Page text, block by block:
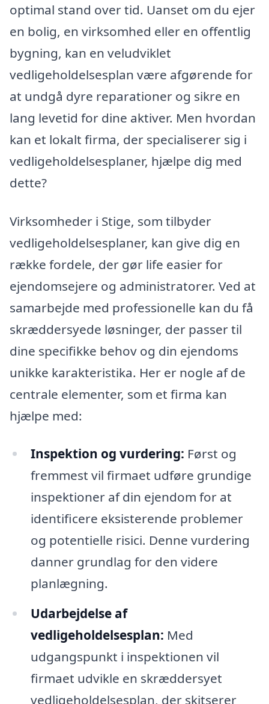
optimal stand over tid. Uanset om du ejer
en bolig, en virksomhed eller en offentlig
bygning, kan en veludviklet
vedligeholdelsesplan være afgørende for
at undgå dyre reparationer og sikre en
lang levetid for dine aktiver. Men hvordan
kan et lokalt firma, der specialiserer sig i
vedligeholdelsesplaner, hjælpe dig med
dette?
Virksomheder i Stige, som tilbyder
vedligeholdelsesplaner, kan give dig en
række fordele, der gør life easier for
ejendomsejere og administratorer. Ved at
samarbejde med professionelle kan du få
skræddersyede løsninger, der passer til
dine specifikke behov og din ejendoms
unikke karakteristika. Her er nogle af de
centrale elementer, som et firma kan
hjælpe med:
Inspektion og vurdering: Først og
fremmest vil firmaet udføre grundige
inspektioner af din ejendom for at
identificere eksisterende problemer
og potentielle risici. Denne vurdering
danner grundlag for den videre
planlægning.
Udarbejdelse af
vedligeholdelsesplan: Med
udgangspunkt i inspektionen vil
firmaet udvikle en skræddersyet
vedligeholdelsesplan, der skitserer